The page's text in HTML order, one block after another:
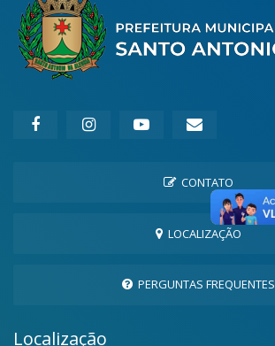
CONTATO
LOCALIZAÇÃO
PERGUNTAS FREQUENTES
Localização